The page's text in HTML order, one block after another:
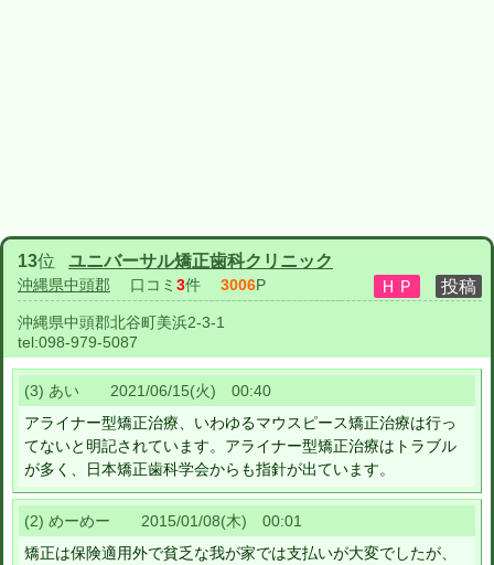
13位 ユニバーサル矯正歯科クリニック
沖縄県中頭郡 口コミ 3件 3006P
沖縄県中頭郡北谷町美浜2-3-1
tel:098-979-5087
(3) あい 2021/06/15(火) 00:40
アライナー型矯正治療、いわゆるマウスピース矯正治療は行っ
てないと明記されています。アライナー型矯正治療はトラブル
が多く、日本矯正歯科学会からも指針が出ています。
(2) めーめー 2015/01/08(木) 00:01
矯正は保険適用外で貧乏な我が家では支払いが大変でしたが、